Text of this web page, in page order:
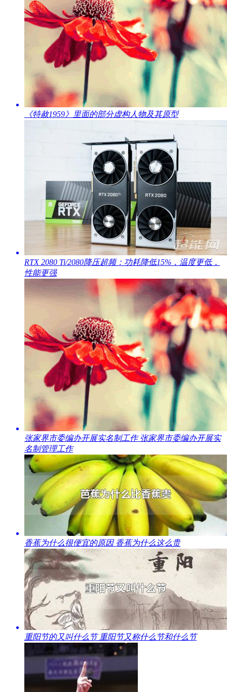
​《特赦1959》里面的部分虚构人物及其原型
​RTX 2080 Ti/2080降压超频：功耗降低15%，温度更低，
性能更强
​张家界市委编办开展实名制工作 张家界市委编办开展实
名制管理工作
​香蕉为什么很便宜的原因 香蕉为什么这么贵
​重阳节的又叫什么节 重阳节又称什么节和什么节